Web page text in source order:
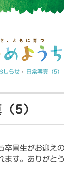
しらせ › 日常写真（5）
5）
卒園生がお迎え
ます。ありがとう